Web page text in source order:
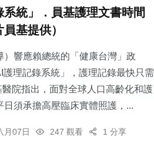
統」．員基護理文書時間
基提供）
）響應賴總統的「健康台灣」政
理記錄系統」，護理記錄最快只需
院指出，面對全球人口高齡化和護
須承擔高壓臨床實體照護，...
月07日 247 觀看 1 分享
224+
旅遊
3+